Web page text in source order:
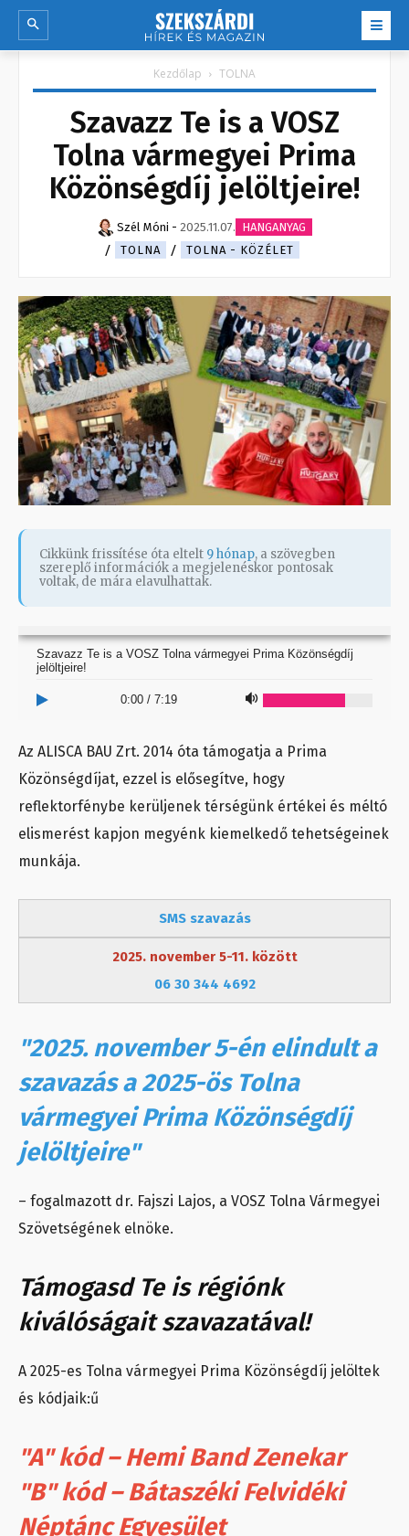
Kezdőlap TOLNA
Szavazz Te is a VOSZ
Tolna vármegyei Prima
Közönségdíj jelöltjeire!
Szél Móni - 2025.11.07. HANGANYAG
TOLNA
TOLNA - KÖZÉLET
Cikkünk frissítése óta eltelt 9 hónap, a szövegben
szereplő információk a megjelenéskor pontosak
voltak, de mára elavulhattak.
0:00 / 7:19
Szavazz Te is a VOSZ Tolna vármegyei Prima Közönségdíj
jelöltjeire!
Az ALISCA BAU Zrt. 2014 óta támogatja a Prima
Közönségdíjat, ezzel is elősegítve, hogy
reflektorfénybe kerüljenek térségünk értékei és méltó
elismerést kapjon megyénk kiemelkedő tehetségeinek
munkája.
SMS szavazás
2025. november 5-11. között
06 30 344 4692
"2025. november 5-én elindult a
szavazás a 2025-ös Tolna
vármegyei Prima Közönségdíj
jelöltjeire"
– fogalmazott dr. Fajszi Lajos, a VOSZ Tolna Vármegyei
Szövetségének elnöke.
Támogasd Te is régiónk
kiválóságait szavazatával!
A 2025-es Tolna vármegyei Prima Közönségdíj jelöltek
és kódjaik:ű
"A" kód – Hemi Band Zenekar
"B" kód – Bátaszéki Felvidéki
Néptánc Egyesület